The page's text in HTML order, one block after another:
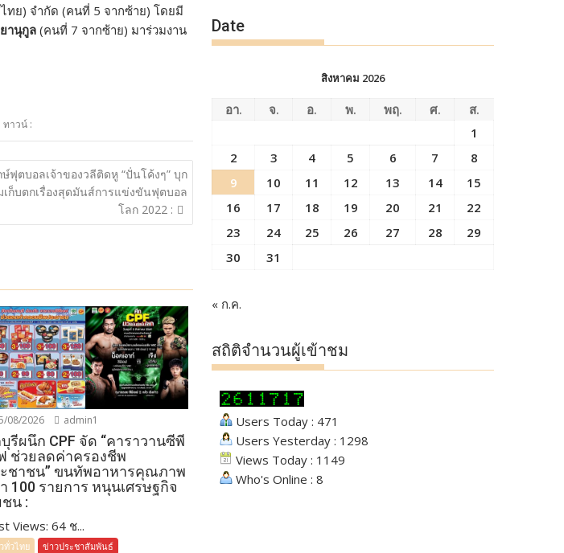
ทย) จำกัด (คนที่ 5 จากซ้าย) โดยมี
านุกูล (คนที่ 7 จากซ้าย) มาร่วมงาน
ทาวน์ :
ฟุตบอลเจ้าของวลีติดหู “ปั่นโค้งๆ” บุก
เก็บตกเรื่องสุดมันส์การแข่งขันฟุตบอล
โลก 2022 :
08/2026 admin1
รีผนึก CPF จัด “คาราวานซีพี
ช่วยลดค่าครองชีพ
ชาชน” ขนทัพอาหารคุณภาพ
100 รายการ หนุนเศรษฐกิจ
น :
Views: 64 ช...
ทั่วไทย ข่าวประชาสัมพันธ์
Date
สิงหาคม 2026
อา. จ. อ. พ. พฤ. ศ.
ส.
1
2
3 4 5 6 7
8
9
10 11 12 13 14
15
16
17 18 19 20 21
22
23
24 25 26 27 28
29
30
31
« ก.ค.
สถิติจำนวนผู้เข้าชม
Users Today : 471
Users Yesterday : 1298
Views Today : 1149
Who's Online : 8